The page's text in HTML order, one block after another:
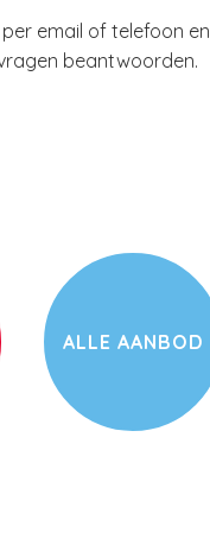
email of telefoon en
beantwoorden.
ALLE AANBOD